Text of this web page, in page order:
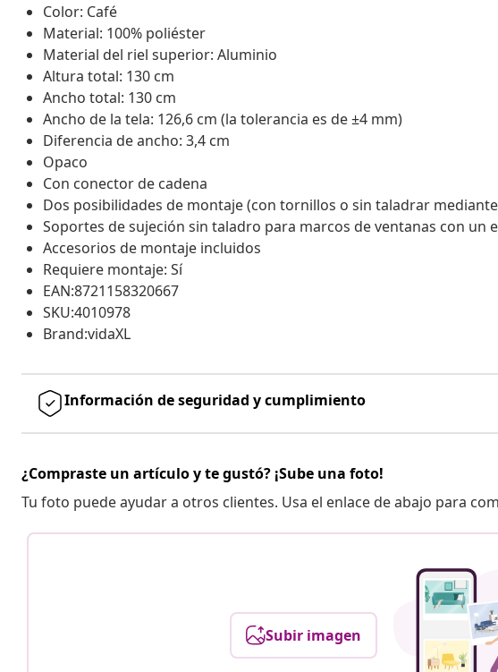
Color: Café
Material: 100% poliéster
Material del riel superior: Aluminio
Altura total: 130 cm
Ancho total: 130 cm
Ancho de la tela: 126,6 cm (la tolerancia es de ±4 mm)
Diferencia de ancho: 3,4 cm
Opaco
Con conector de cadena
Dos posibilidades de montaje (con tornillos o sin taladrar
Soportes de sujeción sin taladro para marcos de ventanas con un
Accesorios de montaje incluidos
Requiere montaje: Sí
EAN:8721158320667
SKU:4010978
Brand:vidaXL
Información de seguridad y cumplimiento
¿Compraste un artículo y te gustó? ¡Sube una foto!
Tu foto puede ayudar a otros clientes. Usa el enlace de abajo para
Subir imagen